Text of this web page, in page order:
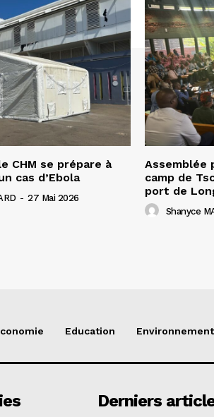
CHM se prépare à
cas d’Ebola
- 27 Mai 2026
Assemblée
camp de
port de
Shanyce
Education Environnement
Derniers